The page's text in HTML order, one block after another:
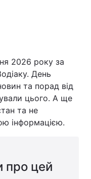
2026 року за
День
та порад від
цього. А ще
та не
інформацією.
про цей